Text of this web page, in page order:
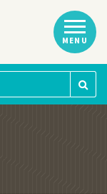
MENU